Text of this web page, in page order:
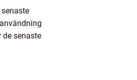
senaste